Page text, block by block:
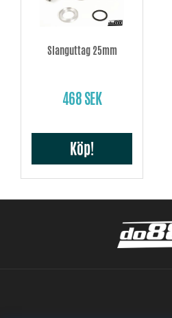
Slanguttag 25mm
468 SEK
Köp!